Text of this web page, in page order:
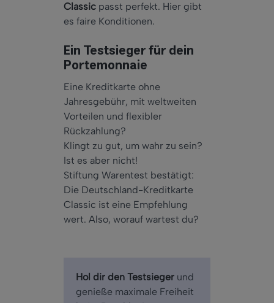
Classic passt perfekt. Hier gibt
es faire Konditionen.
Ein Testsieger für dein
Portemonnaie
Eine Kreditkarte ohne
Jahresgebühr, mit weltweiten
Vorteilen und flexibler
Rückzahlung?
Klingt zu gut, um wahr zu sein?
Ist es aber nicht!
Stiftung Warentest bestätigt:
Die Deutschland-Kreditkarte
Classic ist eine Empfehlung
wert. Also, worauf wartest du?
Hol dir den Testsieger und
genieße maximale Freiheit